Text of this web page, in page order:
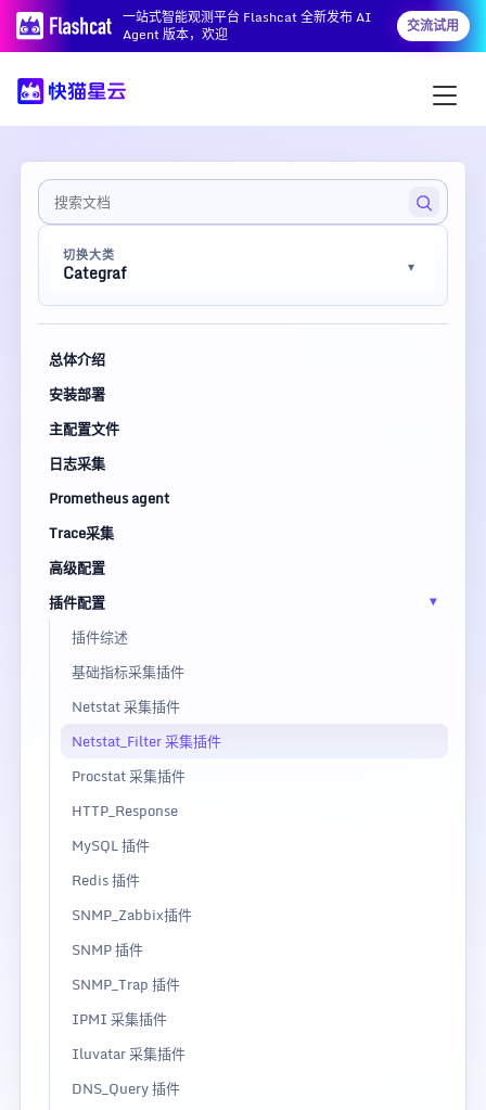
一站式智能观测平台 Flashcat 全新发布 AI
Agent 版本，欢迎
交流试用
切换大类
Categraf
总体介绍
安装部署
主配置文件
日志采集
Prometheus agent
Trace采集
高级配置
插件配置
插件综述
基础指标采集插件
Netstat 采集插件
Netstat_Filter 采集插件
Procstat 采集插件
HTTP_Response
MySQL 插件
Redis 插件
SNMP_Zabbix插件
SNMP 插件
SNMP_Trap 插件
IPMI 采集插件
Iluvatar 采集插件
DNS_Query 插件